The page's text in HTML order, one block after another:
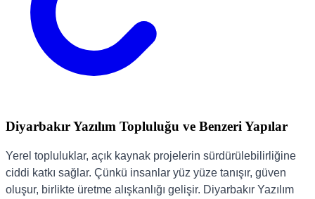
Diyarbakır Yazılım Topluluğu ve Benzeri Yapılar
Yerel topluluklar, açık kaynak projelerin sürdürülebilirliğine
ciddi katkı sağlar. Çünkü insanlar yüz yüze tanışır, güven
oluşur, birlikte üretme alışkanlığı gelişir. Diyarbakır Yazılım